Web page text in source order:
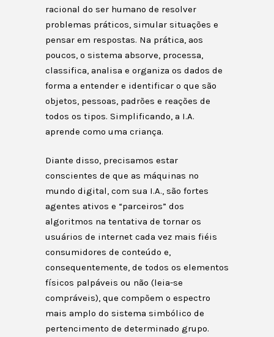
racional do ser humano de resolver
problemas práticos, simular situações e
pensar em respostas. Na prática, aos
poucos, o sistema absorve, processa,
classifica, analisa e organiza os dados de
forma a entender e identificar o que são
objetos, pessoas, padrões e reações de
todos os tipos. Simplificando, a I.A.
aprende como uma criança.
Diante disso, precisamos estar
conscientes de que as máquinas no
mundo digital, com sua I.A., são fortes
agentes ativos e “parceiros” dos
algoritmos na tentativa de tornar os
usuários de internet cada vez mais fiéis
consumidores de conteúdo e,
consequentemente, de todos os elementos
físicos palpáveis ou não (leia-se
compráveis), que compõem o espectro
mais amplo do sistema simbólico de
pertencimento de determinado grupo.